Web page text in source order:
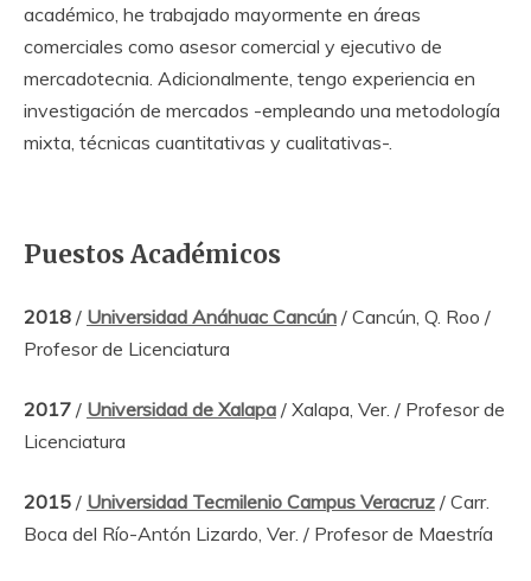
académico, he trabajado mayormente en áreas
comerciales como asesor comercial y ejecutivo de
mercadotecnia. Adicionalmente, tengo experiencia en
investigación de mercados -empleando una metodología
mixta, técnicas cuantitativas y cualitativas-.
Puestos Académicos
2018 / Universidad Anáhuac Cancún / Cancún, Q. Roo /
Profesor de Licenciatura
2017 / Universidad de Xalapa / Xalapa, Ver. / Profesor de
Licenciatura
2015 / Universidad Tecmilenio Campus Veracruz / Carr.
Boca del Río-Antón Lizardo, Ver. / Profesor de Maestría